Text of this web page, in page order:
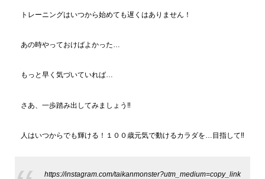
トレーニングはいつから始めても遅くはありません！
あの時やっておけばよかった…
もっと早く気づいていれば…
さあ、一歩踏み出してみましょう‼
人はいつからでも輝ける！１００歳元気で動けるカラダを…目指して‼
https://instagram.com/taikanmonster?utm_medium=copy_link